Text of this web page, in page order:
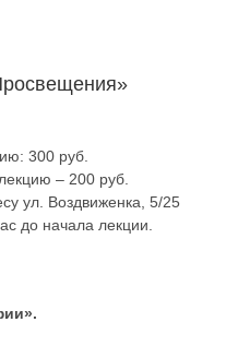
300 руб.
– 200 руб.
ул. Воздвиженка, 5/25
до начала лекции.